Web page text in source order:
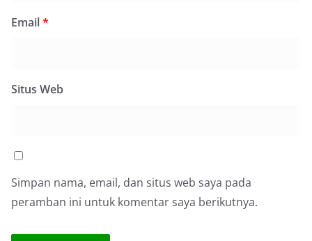
Email*
Situs Web
Simpan nama, email, dan situs web saya pada
peramban ini untuk komentar saya berikutnya.